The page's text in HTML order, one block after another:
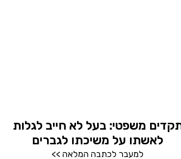
משפטי: בעל לא חייב לגלות
לאשתו על משיכתו לגברים
למעבר לכתבה המלאה >>